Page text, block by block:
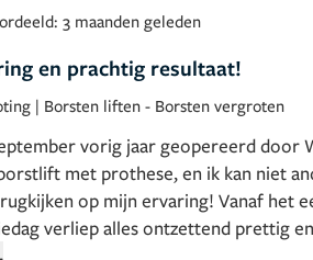
3 maanden geleden
en prachtig resultaat!
| Borsten liften - Borsten vergroten
vorig jaar geopereerd door
met prothese, en ik kan niet
op mijn ervaring! Vanaf het
verliep alles ontzettend prettig